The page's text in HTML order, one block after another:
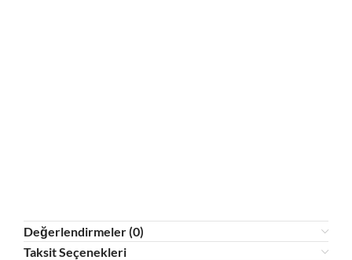
Değerlendirmeler (0)
Taksit Seçenekleri